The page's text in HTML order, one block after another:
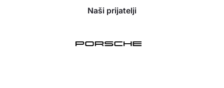
Naši prijatelji